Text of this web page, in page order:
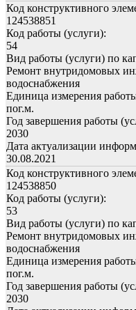
Код конструктивного
124538851
Код работы (услуги):
54
Вид работы (услуги) по
Ремонт внутридомовых
водоснабжения
Единица измерения
пог.м.
Год завершения работы
2030
Дата актуализации
30.08.2021
Код конструктивного
124538850
Код работы (услуги):
53
Вид работы (услуги) по
Ремонт внутридомовых
водоснабжения
Единица измерения
пог.м.
Год завершения работы
2030